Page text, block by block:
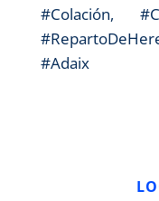
#Colación,
#Adaix